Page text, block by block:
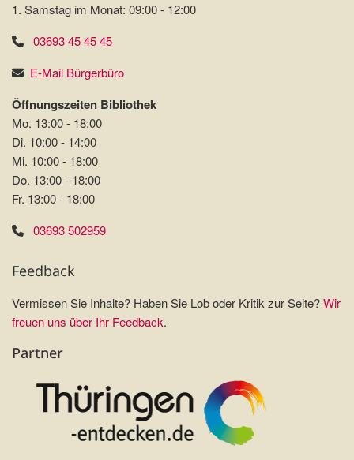
1. Samstag im Monat: 09:00 - 12:00
03693 45 45 45
E-Mail Bürgerbüro
Öffnungszeiten Bibliothek
Mo. 13:00 - 18:00
Di. 10:00 - 14:00
Mi. 10:00 - 18:00
Do. 13:00 - 18:00
Fr. 13:00 - 18:00
03693 502959
Feedback
Vermissen Sie Inhalte? Haben Sie Lob oder Kritik zur Seite?Wir
freuen uns über Ihr Feedback.
Partner